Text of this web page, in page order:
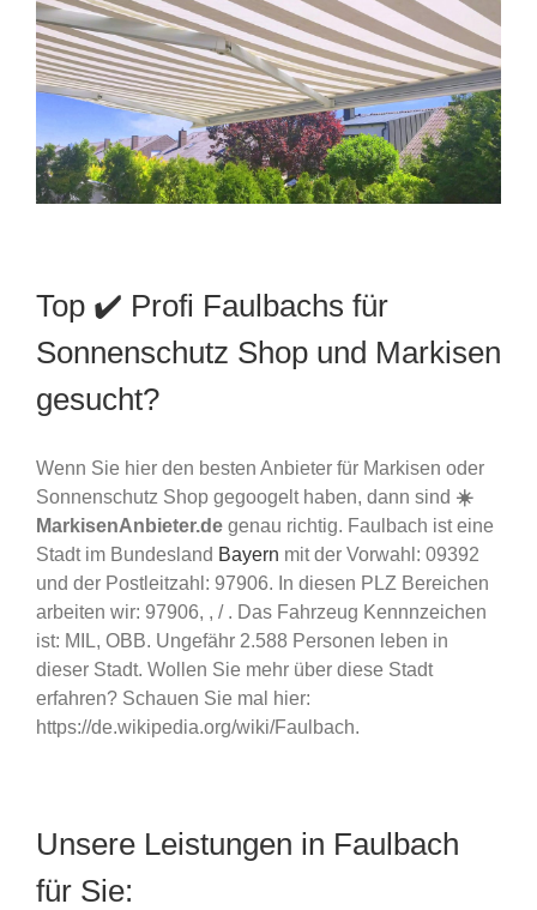
Top ✔️ Profi Faulbachs für
Sonnenschutz Shop und Markisen
gesucht?
Wenn Sie hier den besten Anbieter für Markisen oder
Sonnenschutz Shop gegoogelt haben, dann sind ☀️
MarkisenAnbieter.de genau richtig. Faulbach ist eine
Stadt im Bundesland Bayern mit der Vorwahl: 09392
und der Postleitzahl: 97906. In diesen PLZ Bereichen
arbeiten wir: 97906, , / . Das Fahrzeug Kennnzeichen
ist: MIL, OBB. Ungefähr 2.588 Personen leben in
dieser Stadt. Wollen Sie mehr über diese Stadt
erfahren? Schauen Sie mal hier:
https://de.wikipedia.org/wiki/Faulbach.
Unsere Leistungen in Faulbach
für Sie: